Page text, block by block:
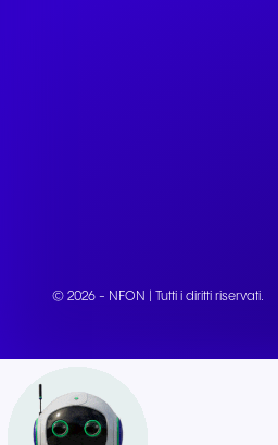
© 2026 - NFON | Tutti i diritti riservati.